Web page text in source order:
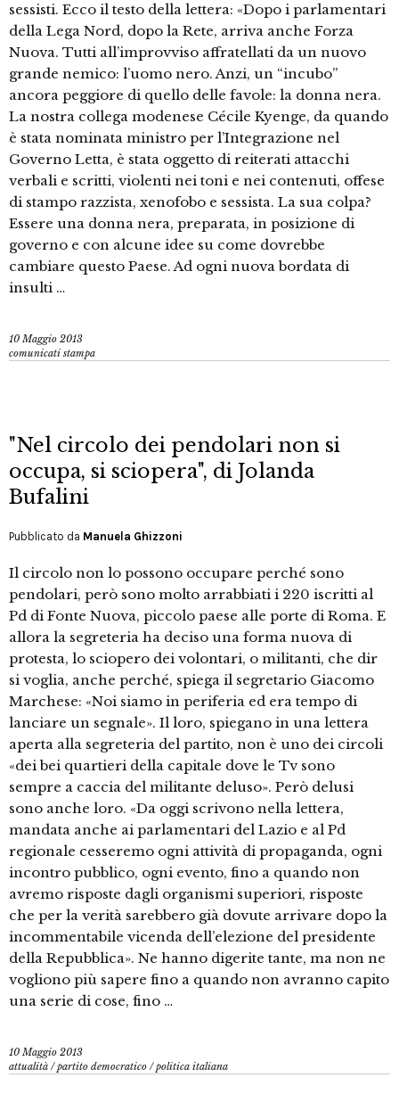
sessisti. Ecco il testo della lettera: «Dopo i parlamentari
della Lega Nord, dopo la Rete, arriva anche Forza
Nuova. Tutti all’improvviso affratellati da un nuovo
grande nemico: l’uomo nero. Anzi, un “incubo”
ancora peggiore di quello delle favole: la donna nera.
La nostra collega modenese Cécile Kyenge, da quando
è stata nominata ministro per l’Integrazione nel
Governo Letta, è stata oggetto di reiterati attacchi
verbali e scritti, violenti nei toni e nei contenuti, offese
di stampo razzista, xenofobo e sessista. La sua colpa?
Essere una donna nera, preparata, in posizione di
governo e con alcune idee su come dovrebbe
cambiare questo Paese. Ad ogni nuova bordata di
insulti …
10 Maggio 2013
comunicati stampa
"Nel circolo dei pendolari non si
occupa, si sciopera", di Jolanda
Bufalini
Pubblicato da Manuela Ghizzoni
Il circolo non lo possono occupare perché sono
pendolari, però sono molto arrabbiati i 220 iscritti al
Pd di Fonte Nuova, piccolo paese alle porte di Roma. E
allora la segreteria ha deciso una forma nuova di
protesta, lo sciopero dei volontari, o militanti, che dir
si voglia, anche perché, spiega il segretario Giacomo
Marchese: «Noi siamo in periferia ed era tempo di
lanciare un segnale». Il loro, spiegano in una lettera
aperta alla segreteria del partito, non è uno dei circoli
«dei bei quartieri della capitale dove le Tv sono
sempre a caccia del militante deluso». Però delusi
sono anche loro. «Da oggi scrivono nella lettera,
mandata anche ai parlamentari del Lazio e al Pd
regionale cesseremo ogni attività di propaganda, ogni
incontro pubblico, ogni evento, fino a quando non
avremo risposte dagli organismi superiori, risposte
che per la verità sarebbero già dovute arrivare dopo la
incommentabile vicenda dell’elezione del presidente
della Repubblica». Ne hanno digerite tante, ma non ne
vogliono più sapere fino a quando non avranno capito
una serie di cose, fino …
10 Maggio 2013
attualità /partito democratico /politica italiana